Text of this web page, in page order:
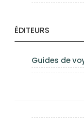
ÉDITEURS
Guides de